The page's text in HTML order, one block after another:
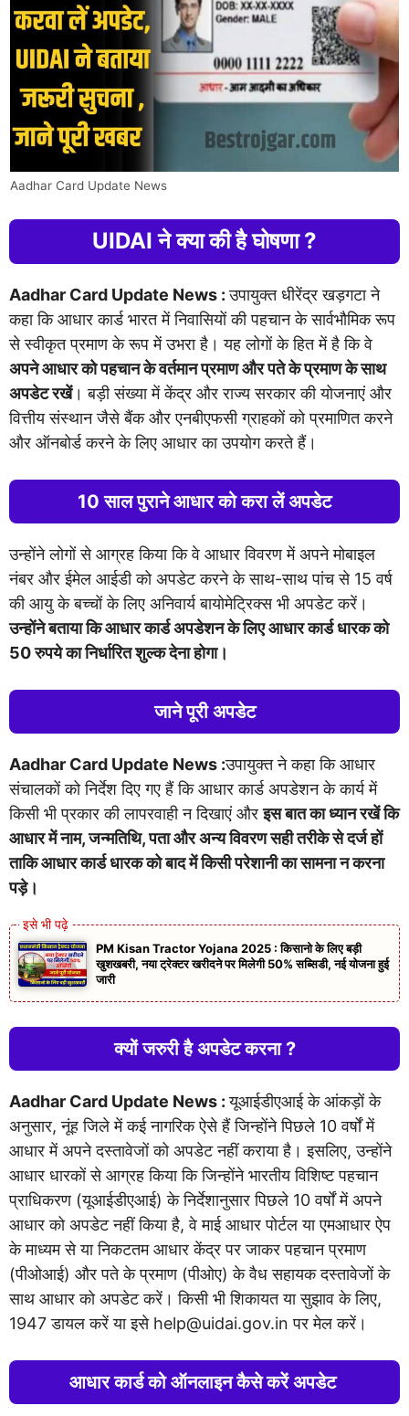
Aadhar Card Update News
UIDAI ने क्या की है घोषणा ?
Aadhar Card Update News :उपायुक्त धीरेंद्र खड़गटा ने
कहा कि आधार कार्ड भारत में निवासियों की पहचान के सार्वभौमिक रूप
से स्वीकृत प्रमाण के रूप में उभरा है। यह लोगों के हित में है कि वे
अपने आधार को पहचान के वर्तमान प्रमाण और पते के प्रमाण के साथ
अपडेट रखें। बड़ी संख्या में केंद्र और राज्य सरकार की योजनाएं और
वित्तीय संस्थान जैसे बैंक और एनबीएफसी ग्राहकों को प्रमाणित करने
और ऑनबोर्ड करने के लिए आधार का उपयोग करते हैं।
10 साल पुराने आधार को करा लें अपडेट
उन्होंने लोगों से आग्रह किया कि वे आधार विवरण में अपने मोबाइल
नंबर और ईमेल आईडी को अपडेट करने के साथ-साथ पांच से 15 वर्ष
की आयु के बच्चों के लिए अनिवार्य बायोमेट्रिक्स भी अपडेट करें।
उन्होंने बताया कि आधार कार्ड अपडेशन के लिए आधार कार्ड धारक को
50 रुपये का निर्धारित शुल्क देना होगा।
जाने पूरी अपडेट
Aadhar Card Update News :उपायुक्त ने कहा कि आधार
संचालकों को निर्देश दिए गए हैं कि आधार कार्ड अपडेशन के कार्य में
किसी भी प्रकार की लापरवाही न दिखाएं औरइस बात का ध्यान रखें कि
आधार में नाम, जन्मतिथि, पता और अन्य विवरण सही तरीके से दर्ज हों
ताकि आधार कार्ड धारक को बाद में किसी परेशानी का सामना न करना
पड़े।
PM Kisan Tractor Yojana 2025 : किसानो के लिए बड़ी
खुशखबरी, नया ट्रेक्टर खरीदने पर मिलेगी 50% सब्सिडी, नई योजना हुई
जारी
क्यों जरुरी है अपडेट करना ?
Aadhar Card Update News :यूआईडीएआई के आंकड़ों के
अनुसार, नूंह जिले में कई नागरिक ऐसे हैं जिन्होंने पिछले 10 वर्षों में
आधार में अपने दस्तावेजों को अपडेट नहीं कराया है। इसलिए, उन्होंने
आधार धारकों से आग्रह किया कि जिन्होंने भारतीय विशिष्ट पहचान
प्राधिकरण (यूआईडीएआई) के निर्देशानुसार पिछले 10 वर्षों में अपने
आधार को अपडेट नहीं किया है, वे माई आधार पोर्टल या एमआधार ऐप
के माध्यम से या निकटतम आधार केंद्र पर जाकर पहचान प्रमाण
(पीओआई) और पते के प्रमाण (पीओए) के वैध सहायक दस्तावेजों के
साथ आधार को अपडेट करें। किसी भी शिकायत या सुझाव के लिए,
1947 डायल करें या इसे help@uidai.gov.in पर मेल करें।
आधार कार्ड को ऑनलाइन कैसे करें अपडेट